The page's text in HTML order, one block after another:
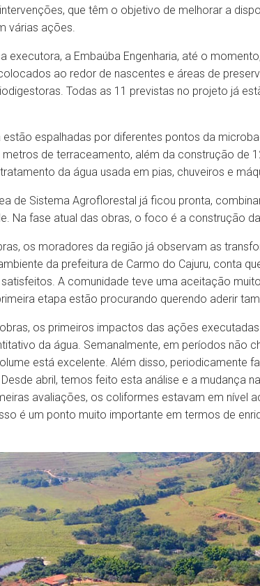
que têm o objetivo de melhorar a
várias ações.
executora, a Embaúba Engenharia, até o
ao redor de nascentes e áreas de
Todas as 11 previstas no projeto já
estão espalhadas por diferentes pontos da
de terraceamento, além da construção de
da água usada em pias, chuveiros e
de Sistema Agroflorestal já ficou pronta,
Na fase atual das obras, o foco é a construção
os moradores da região já observam as
da prefeitura de Carmo do Cajuru, conta
A comunidade teve uma aceitação
etapa estão procurando querendo aderir
os primeiros impactos das ações
da água. Semanalmente, em períodos não
está excelente. Além disso,
abril, temos feito esta análise e a mudança
avaliações, os coliformes estavam em nível
é um ponto muito importante em termos de